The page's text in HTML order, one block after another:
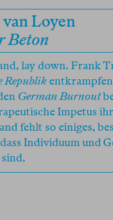
Loyen
Beton
lay down. Frank
Republik
German Burnout
Impetus
fehlt so einiges,
Individuum und